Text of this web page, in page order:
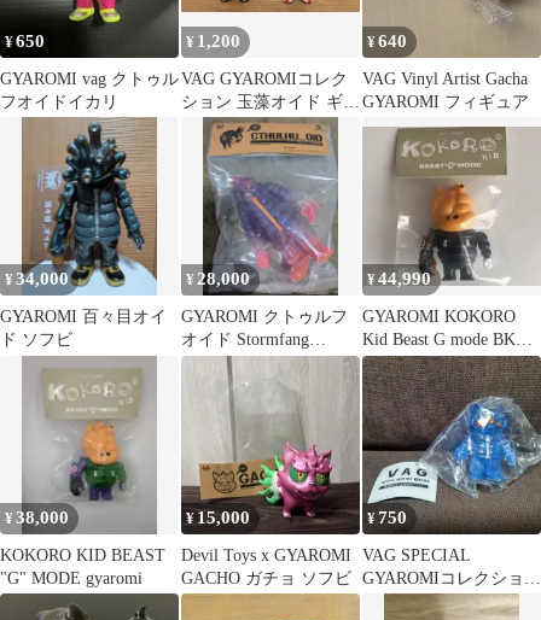
¥650
GYAROMI vag クトゥル
フオイドイカリ
¥ 1,200
VAG GYAROMIコレク
ション 玉藻オイド ギャ
ロミ
¥640
VAG Vinyl Artist Gacha
GYAROMI フィギュア
¥34,000
GYAROMI 百々目オイ
ド ソフビ
¥28,000
GYAROMI クトゥルフ
オイド Stormfang
clearpurple
¥44,990
GYAROMI KOKORO
Kid Beast G mode BK
Ver
¥38,000
KOKORO KID BEAST
"G" MODE gyaromi
¥15,000
Devil Toys x GYAROMI
GACHO ガチョ ソフビ
¥750
VAG SPECIAL
GYAROMIコレクション
玉藻オイド 青